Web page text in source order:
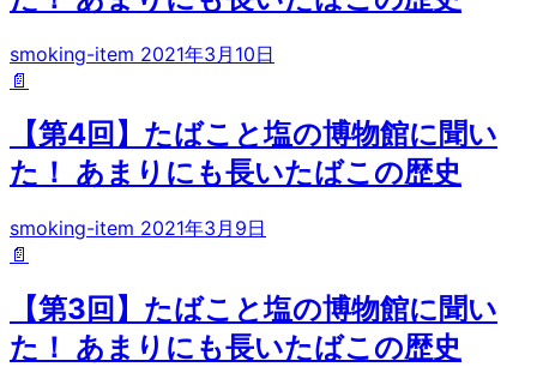
smoking-item 2021年3月10日
📄
【第4回】たばこと塩の博物館に聞い
た！ あまりにも長いたばこの歴史
smoking-item 2021年3月9日
📄
【第3回】たばこと塩の博物館に聞い
た！ あまりにも長いたばこの歴史